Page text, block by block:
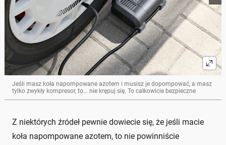
Jeśli masz koła napompowane azotem i musisz je dopompować, a masz
tylko zwykły kompresor, to... nie krępuj się. To całkowicie bezpieczne
Z niektórych źródeł pewnie dowiecie się, że jeśli macie
koła napompowane azotem, to nie powinniście